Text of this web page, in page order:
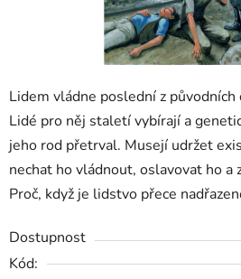
Lidem vládne poslední z
Lidé pro něj staletí vybírají a
jeho rod přetrval. Musejí udržet
nechat ho vládnout, oslavovat ho a
Proč, když je lidstvo přece
Dostupnost
Kód: